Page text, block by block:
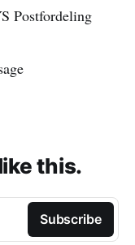
Postfordeling
this.
Subscribe